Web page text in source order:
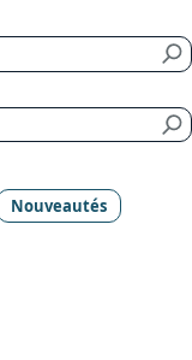
Nouveautés